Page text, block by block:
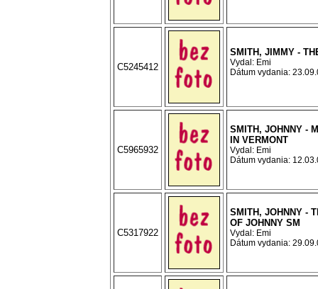
C5245412
SMITH, JIMMY -
Vydal: Emi
Dátum vydania:
C5965932
SMITH, JOHNNY -
IN VERMONT
Vydal: Emi
Dátum vydania:
C5317922
SMITH, JOHNNY -
OF JOHNNY SM
Vydal: Emi
Dátum vydania: